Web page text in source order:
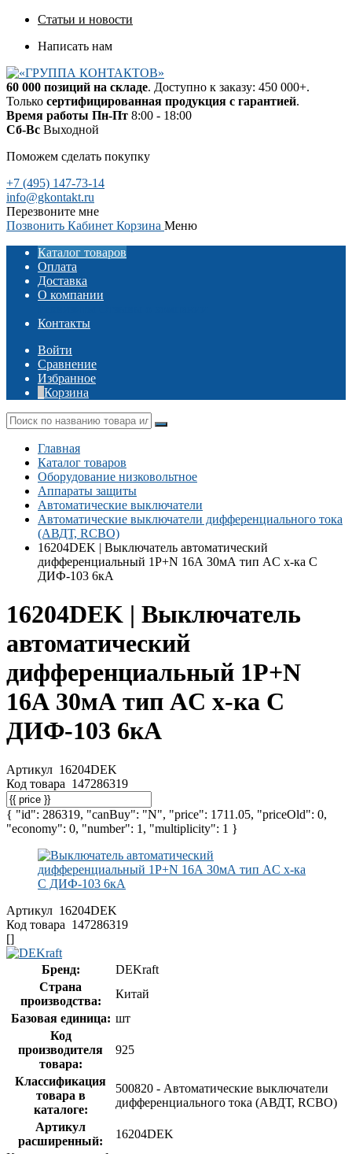
Статьи и новости
Написать нам
60 000 позиций на складе. Доступно к заказу: 450 000+.
Только сертифицированная продукция с гарантией.
Время работы Пн-Пт 8:00 - 18:00
Сб-Вс Выходной
Поможем сделать покупку
+7 (495) 147-73-14
info@gkontakt.ru
Перезвоните мне
Позвонить Кабинет Корзина Меню
Каталог товаров
Оплата
Доставка
О компании
Контакты
Войти
Сравнение
Избранное
Корзина
Главная
Каталог товаров
Оборудование низковольтное
Аппараты защиты
Автоматические выключатели
Автоматические выключатели дифференциального тока
(АВДТ, RCBO)
16204DEK | Выключатель автоматический
дифференциальный 1Р+N 16А 30мА тип AC х-ка С
ДИФ-103 6кА
16204DEK | Выключатель
автоматический
дифференциальный 1Р+N
16А 30мА тип AC х-ка С
ДИФ-103 6кА
Артикул 16204DEK
Код товара 147286319
{ "id": 286319, "canBuy": "N", "price": 1711.05, "priceOld": 0,
"economy": 0, "number": 1, "multiplicity": 1 }
Артикул 16204DEK
Код товара 147286319
[]
Бренд:
DEKraft
Страна
производства:
Китай
Базовая единица: шт
Код
производителя
товара:
925
Классификация
товара в
каталоге:
500820 - Автоматические выключатели
дифференциального тока (АВДТ, RCBO)
Артикул
расширенный:
16204DEK